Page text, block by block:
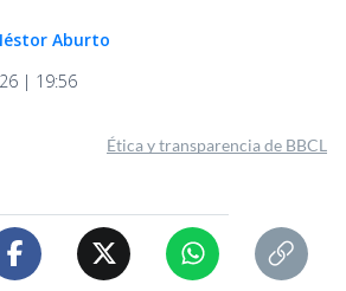
Aburto
| 19:56
Ética y transparencia de BBCL